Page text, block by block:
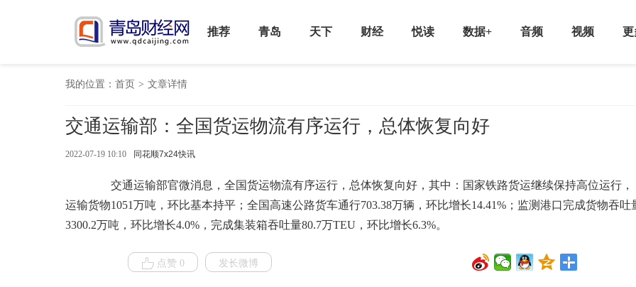
推荐 青岛 天下 财经 悦读 数据+ 音频 视频 更
我的位置： 首页 > 文章详情
交通运输部：全国货运物流有序运行，总体恢复向好
2022-07-19 10:10 同花顺7x24快讯
交通运输部官微消息，全国货运物流有序运行，总体恢复向好，其中：国家铁路货运继续保持高位运行，
运输货物1051万吨，环比基本持平；全国高速公路货车通行703.38万辆，环比增长14.41%；监测港口完成货物吞吐
3300.2万吨，环比增长4.0%，完成集装箱吞吐量80.7万TEU，环比增长6.3%。
点赞 0 发长微博